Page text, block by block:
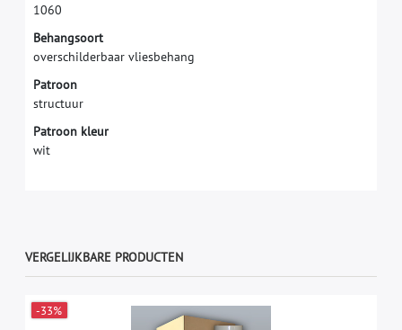
1060
Behangsoort
overschilderbaar vliesbehang
Patroon
structuur
Patroon kleur
wit
VERGELIJKBARE PRODUCTEN
-33%